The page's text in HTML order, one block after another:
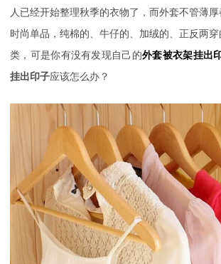
人已经开始整理秋季的衣物了，而外套不管薄
时尚单品，纯棉的、牛仔的、加绒的、正反两
类，可是你有没有发现自己的外套被衣架挂出
挂出印子应该怎么办？